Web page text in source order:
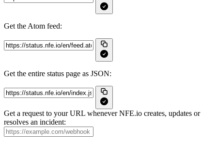
Get the Atom feed:
Get the entire status page as JSON:
Get a request to your URL whenever NFE.io creates, updates or
resolves an incident: